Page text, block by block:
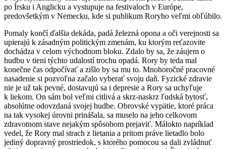
po Írsku i Anglicku a vystupuje na festivaloch v Európe,
predovšetkým v Nemecku, kde si publikum Roryho veľmi obľúbilo.
Pomaly končí ďalšia dekáda, padá železná opona a oči verejnosti sa
upierajú k zásadným politickým zmenám, ku ktorým reťazovite
dochádza v celom východnom bloku. Zdalo by sa, že záujem o
hudbu v tieni týchto udalostí trochu opadá. Rory by teda mal
konečne čas odpočívať a zišlo by sa mu to. Mnohoročné pracovné
nasadenie si pozvoľna začalo vyberať svoju daň. Fyzické zdravie
nie je už tak pevné, dostavujú sa i depresie a Rory sa uchyľuje
k liekom. On sám bol veľmi citlivá a skrz-naskrz ľudská bytosť,
absolútne odovzdaná svojej hudbe. Obrovské vypätie, ktoré práca
na tak vysokej úrovni prinášala, sa muselo na jeho celkovom
zdravotnom stave nejakým spôsobom prejaviť. Málokto napríklad
vedel, že Rory mal strach z lietania a pritom práve lietadlo bolo
jediný dopravný prostriedok, s ktorého pomocou sa dali zvládnuť